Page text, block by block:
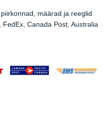
määrad ja reeglid
FedEx, Canada Post, Australia